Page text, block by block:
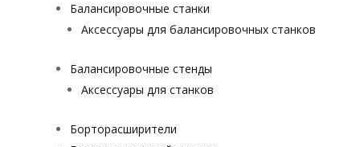
Балансировочные станки
Аксессуары для балансировочных станков
Балансировочные стенды
Аксессуары для станков
Борторасширители